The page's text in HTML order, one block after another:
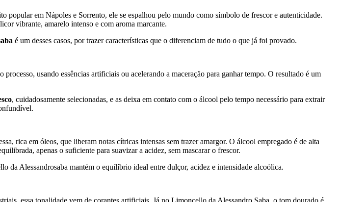
popular em Nápoles e Sorrento, ele se espalhou pelo mundo como símbolo de frescor e autenticidade.
vibrante, amarelo intenso e com aroma marcante.
é um desses casos, por trazer características que o diferenciam de tudo o que já foi provado.
usando essências artificiais ou acelerando a maceração para ganhar tempo. O resultado é um
, cuidadosamente selecionadas, e as deixa em contato com o álcool pelo tempo necessário para extrair
rica em óleos, que liberam notas cítricas intensas sem trazer amargor. O álcool empregado é de alta
apenas o suficiente para suavizar a acidez, sem mascarar o frescor.
da Alessandrosaba mantém o equilíbrio ideal entre dulçor, acidez e intensidade alcoólica.
essa tonalidade vem de corantes artificiais. Já no Limoncello da Alessandro Saba, o tom dourado é